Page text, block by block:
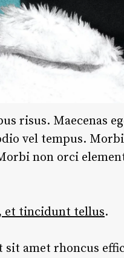
risus. Maecenas
vel tempus.
non orci
et tincidunt tellus.
amet rhoncus